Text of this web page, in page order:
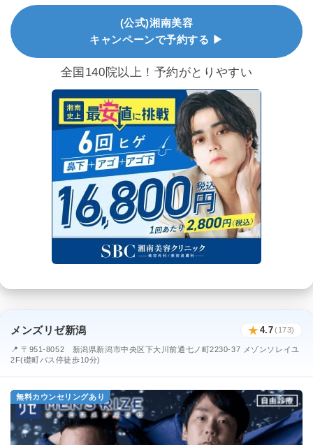
(公式)湘南美容
キャンペーンで予約する ▶
全国140院以上！予約がとりやすい
メンズリゼ新潟 ★ 4.7(173)
📍 〒951-8052 新潟県新潟市中央区下大川前通七ノ町2230-37 メゾンソレイユ
2F(礎町バス停徒歩10分)
無料カウンセリングあり